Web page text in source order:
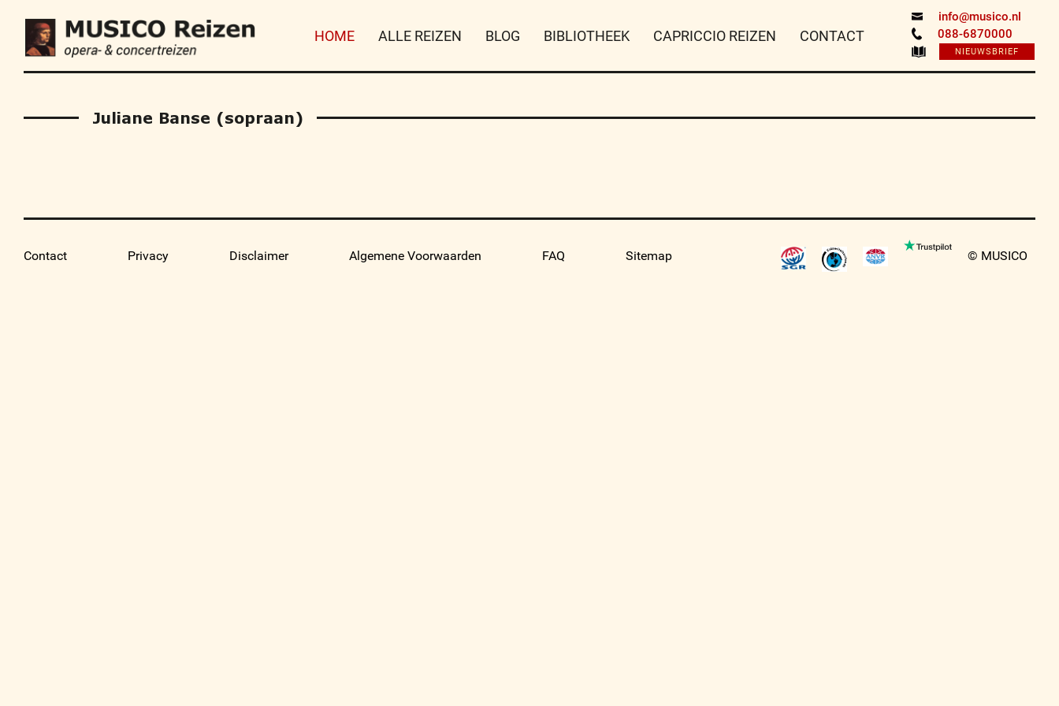
info@musico.nl
088-6870000
NIEUWSBRIEF
HOME ALLE REIZEN BLOG BIBLIOTHEEK CAPRICCIO REIZEN CONTACT
Juliane Banse (sopraan)
Contact Privacy Disclaimer Algemene Voorwaarden FAQ Sitemap © MUSICO